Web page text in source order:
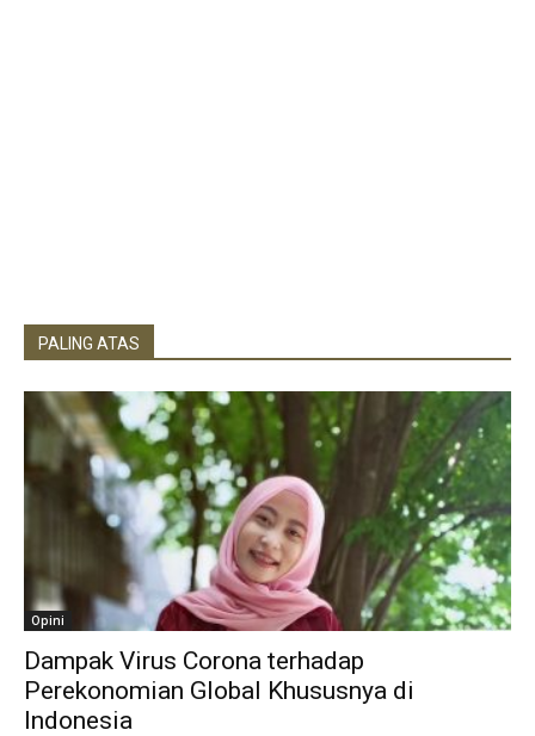
PALING ATAS
Opini
Dampak Virus Corona terhadap
Perekonomian Global Khususnya di
Indonesia